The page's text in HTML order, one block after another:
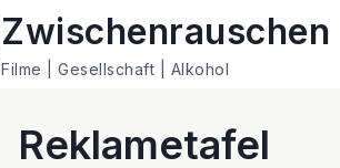
Zwischenrauschen
Filme | Gesellschaft | Alkohol
Reklametafel